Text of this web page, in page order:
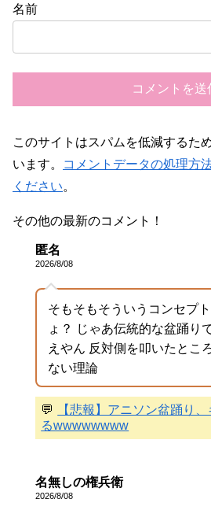
名前
このサイトはスパムを低減するた
います。
コメントデータの処理方
ください。
その他の最新のコメント！
匿名
2026/8/08
そもそもそういうコンセプ
ょ？ じゃあ伝統的な盆踊り
えやん 反対側を叩いたとこ
ない理論
💬
【悲報】アニソン盆踊り
るwwwwwwww
名無しの権兵衛
2026/8/08